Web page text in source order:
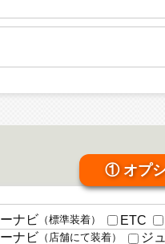
① オプ
ナビ（標準装着） ETC
ナビ（店舗にて装着） ジ